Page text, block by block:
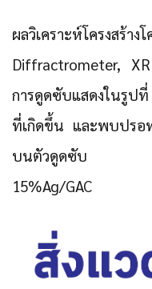
ผลวิเคราะห์โค
Diffractrometer,
การดูดซับแสดงในรูป
ที่เกิดขึ้น และพบปรอ
บนตัวดูดซับ โด
15%Ag/GAC